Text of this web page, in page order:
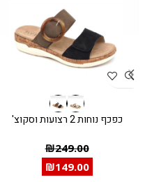
כפכף נוחות 2 רצועות וסקוצ'
₪249.00
₪149.00